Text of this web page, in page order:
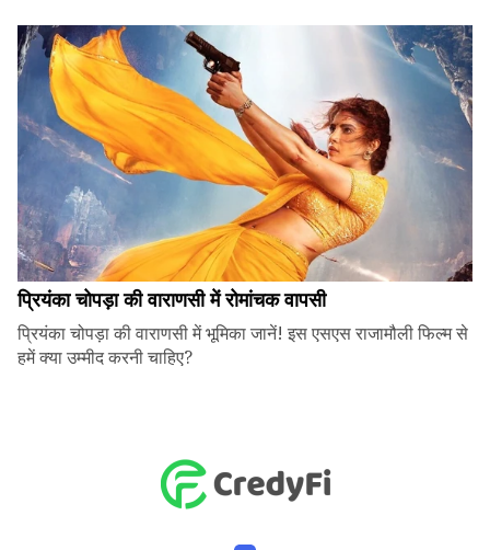
प्रियंका चोपड़ा की वाराणसी में रोमांचक वापसी
प्रियंका चोपड़ा की वाराणसी में भूमिका जानें! इस एसएस राजामौली फिल्म से
हमें क्या उम्मीद करनी चाहिए?